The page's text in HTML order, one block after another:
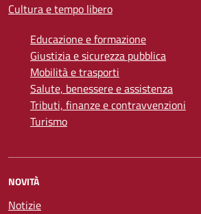
Cultura e tempo libero
Educazione e formazione
Giustizia e sicurezza pubblica
Mobilità e trasporti
Salute, benessere e assistenza
Tributi, finanze e contravvenzioni
Turismo
NOVITÀ
Notizie